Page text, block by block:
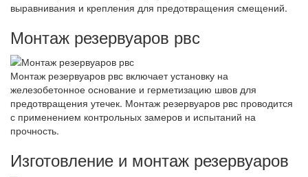
выравнивания и крепления для предотвращения смещений.
Монтаж резервуаров рвс
Монтаж резервуаров рвс включает установку на
железобетонное основание и герметизацию швов для
предотвращения утечек. Монтаж резервуаров рвс проводится
с применением контрольных замеров и испытаний на
прочность.
Изготовление и монтаж резервуаров